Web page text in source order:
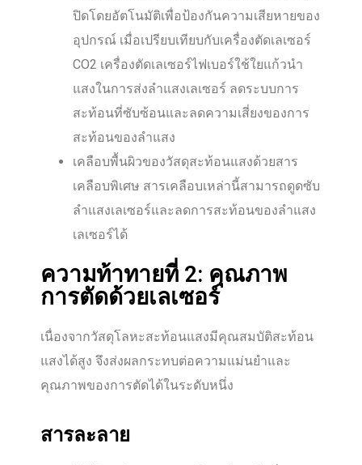
ปิดโดยอัตโนมัติเพื่อป้องกันความเสียหายของ
อุปกรณ์ เมื่อเปรียบเทียบกับเครื่องตัดเลเซอร์
CO2 เครื่องตัดเลเซอร์ไฟเบอร์ใช้ใยแก้วนำ
แสงในการส่งลำแสงเลเซอร์ ลดระบบการ
สะท้อนที่ซับซ้อนและลดความเสี่ยงของการ
สะท้อนของลำแสง
เคลือบพื้นผิวของวัสดุสะท้อนแสงด้วยสาร
เคลือบพิเศษ สารเคลือบเหล่านี้สามารถดูดซับ
ลำแสงเลเซอร์และลดการสะท้อนของลำแสง
เลเซอร์ได้
ความท้าทายที่ 2: คุณภาพ
การตัดด้วยเลเซอร์
เนื่องจากวัสดุโลหะสะท้อนแสงมีคุณสมบัติสะท้อน
แสงได้สูง จึงส่งผลกระทบต่อความแม่นยำและ
คุณภาพของการตัดได้ในระดับหนึ่ง
สารละลาย